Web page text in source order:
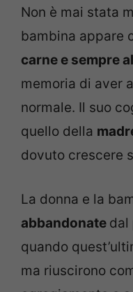
Non è mai stata
bambina appare
carne e sempre
memoria di aver
normale. Il suo
quello della
dovuto crescere
La donna e la
abbandonate dal
quando
ma riuscirono